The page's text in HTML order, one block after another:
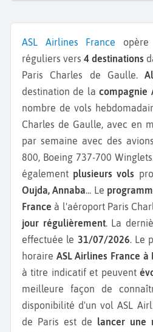
ASL Airlines France
réguliers vers 4 destinations
Paris Charles de Gaulle.
destination de lacompagnie
nombre de vols
Charles de Gaulle, avec en
par semaine avec des
800, Boeing 737-700
également plusieurs vols
Oujda, Annaba... Le
France à l'aéroport Paris
jour régulièrement. La
effectuée le 31/07/2026. Le
horaire ASL Airlines France à
à titre indicatif et peuvent
meilleure façon de
disponibilité d'un vol ASL
de Paris est de lancer une